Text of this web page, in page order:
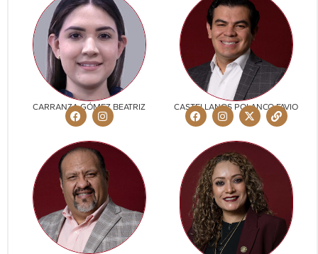
CARRANZA GÓMEZ BEATRIZ CASTELLANOS POLANCO FAVIO